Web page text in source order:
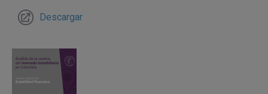
Descargar